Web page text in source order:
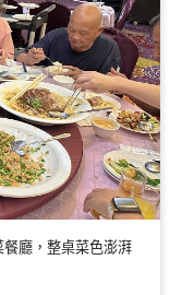
廳，整桌菜色澎湃